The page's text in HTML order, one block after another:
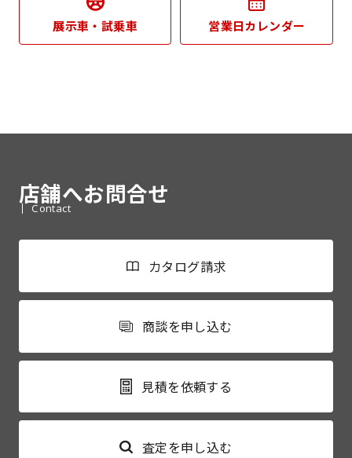
展示車・試乗車 営業日カレンダー
店舗へお問合せ
Contact
カタログ請求
商談を申し込む
見積を依頼する
査定を申し込む